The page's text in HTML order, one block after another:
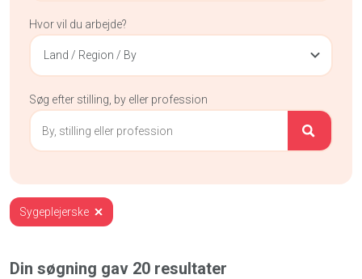
Hvor vil du arbejde?
Land / Region / By
Søg efter stilling, by eller profession
Sygeplejerske
Din søgning gav 20 resultater